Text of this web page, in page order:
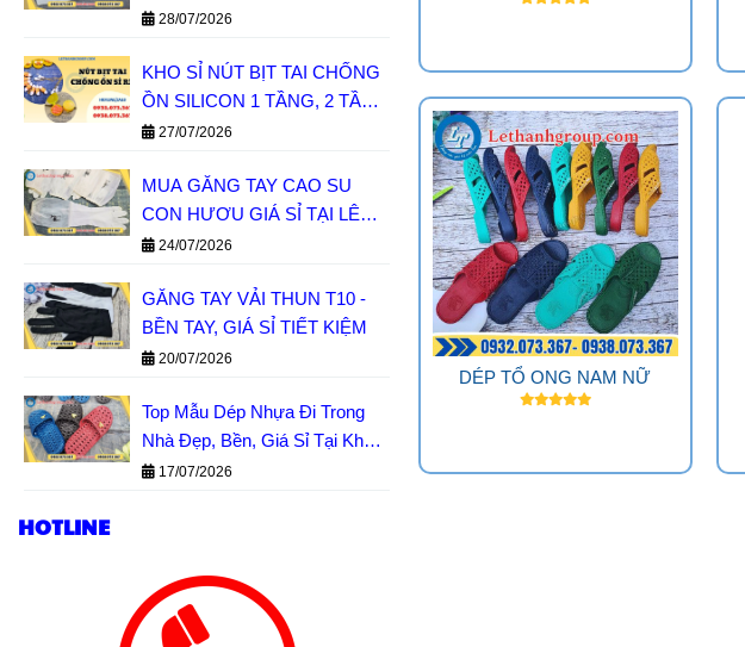
DÉP TỔ ONG NAM NỮ
28/07/2026
KHO SỈ NÚT BỊT TAI CHỐNG
ỒN SILICON 1 TẦNG, 2 TẦNG
GIÁ SỈ MIỀN NAM
27/07/2026
MUA GĂNG TAY CAO SU
CON HƯƠU GIÁ SỈ TẠI LÊ
THANH
24/07/2026
GĂNG TAY VẢI THUN T10 -
BỀN TAY, GIÁ SỈ TIẾT KIỆM
20/07/2026
Top Mẫu Dép Nhựa Đi Trong
Nhà Đẹp, Bền, Giá Sỉ Tại Kho
Lê Thanh
17/07/2026
HOTLINE